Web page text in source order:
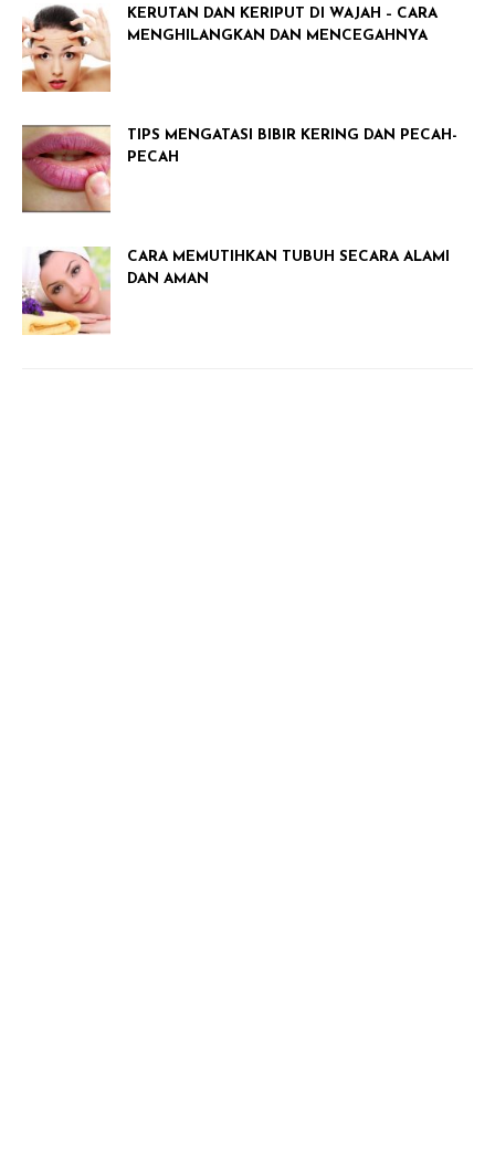
KERUTAN DAN KERIPUT DI WAJAH – CARA
MENGHILANGKAN DAN MENCEGAHNYA
TIPS MENGATASI BIBIR KERING DAN PECAH-
PECAH
CARA MEMUTIHKAN TUBUH SECARA ALAMI
DAN AMAN